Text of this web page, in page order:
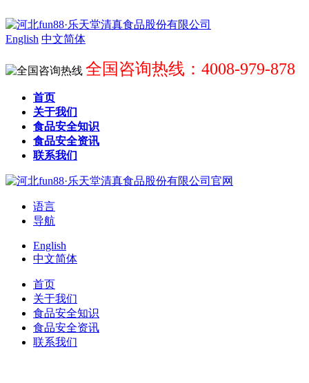
English 中文简体
全国咨询热线：4008-979-878
首页
关于我们
食品安全知识
食品安全资讯
联系我们
语言
导航
English
中文简体
首页
关于我们
食品安全知识
食品安全资讯
联系我们